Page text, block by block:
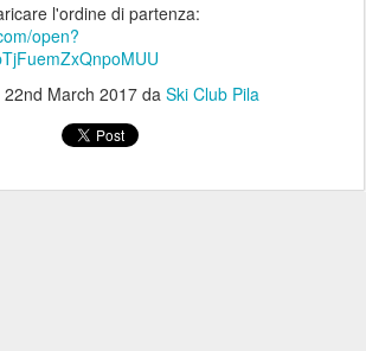
l'ordine di partenza:
open?
22nd March 2017da Ski Club Pila